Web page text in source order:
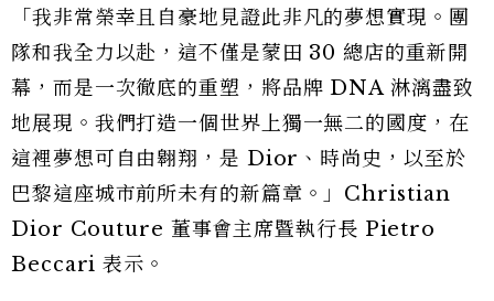
「我非常榮幸且自豪地見證此非凡的夢想實現。團
隊和我全力以赴，這不僅是蒙田 30 總店的重新開
幕，而是一次徹底的重塑，將品牌 DNA 淋漓盡致
地展現。我們打造一個世界上獨一無二的國度，在
這裡夢想可自由翱翔，是 Dior、時尚史，以至於
巴黎這座城市前所未有的新篇章。」Christian
Dior Couture 董事會主席暨執行長 Pietro
Beccari 表示。